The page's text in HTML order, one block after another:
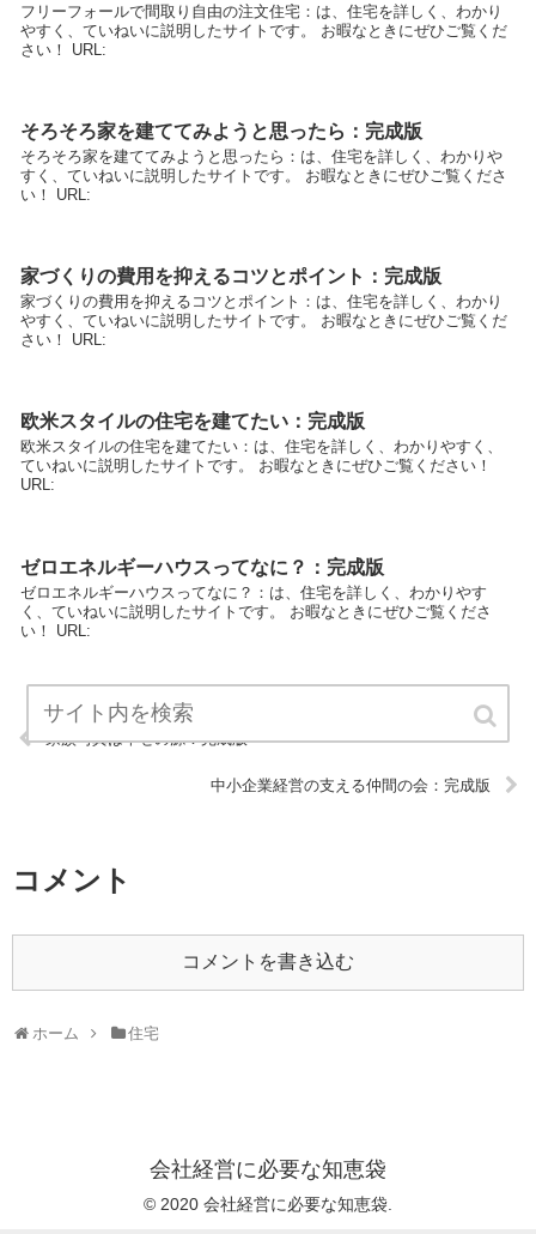
フリーフォールで間取り自由の注文住宅：は、住宅を詳しく、わかり
やすく、ていねいに説明したサイトです。 お暇なときにぜひご覧くだ
さい！ URL:
そろそろ家を建ててみようと思ったら：完成版
そろそろ家を建ててみようと思ったら：は、住宅を詳しく、わかりや
すく、ていねいに説明したサイトです。 お暇なときにぜひご覧くださ
い！ URL:
家づくりの費用を抑えるコツとポイント：完成版
家づくりの費用を抑えるコツとポイント：は、住宅を詳しく、わかり
やすく、ていねいに説明したサイトです。 お暇なときにぜひご覧くだ
さい！ URL:
欧米スタイルの住宅を建てたい：完成版
欧米スタイルの住宅を建てたい：は、住宅を詳しく、わかりやすく、
ていねいに説明したサイトです。 お暇なときにぜひご覧ください！
URL:
ゼロエネルギーハウスってなに？：完成版
ゼロエネルギーハウスってなに？：は、住宅を詳しく、わかりやす
く、ていねいに説明したサイトです。 お暇なときにぜひご覧くださ
い！ URL:
家族写真は幸せの源：完成版
中小企業経営の支える仲間の会：完成版
コメント
コメントを書き込む
ホーム 住宅
会社経営に必要な知恵袋
© 2020 会社経営に必要な知恵袋.